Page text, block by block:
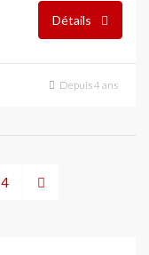
Détails
Depuis 4 ans
4